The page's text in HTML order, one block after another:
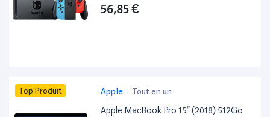
56,85 €
Top Produit Apple - Tout en un
Apple MacBook Pro 15” (2018) 512Go